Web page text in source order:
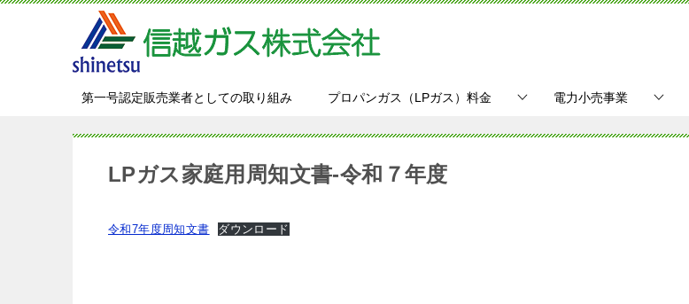
第一号認定販売業者としての取り組み プロパンガス（LPガス）料金 電力小売事業
LPガス家庭用周知文書-令和７年度
令和7年度周知文書 ダウンロード